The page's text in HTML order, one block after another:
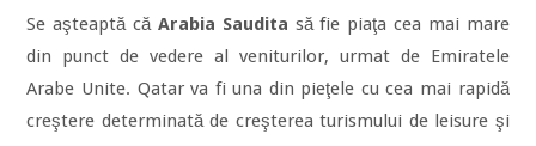
Se aşteaptă că Arabia Saudita să fie piaţa cea mai mare
din punct de vedere al veniturilor, urmat de Emiratele
Arabe Unite. Qatar va fi una din pieţele cu cea mai rapidă
creştere determinată de creşterea turismului de leisure şi